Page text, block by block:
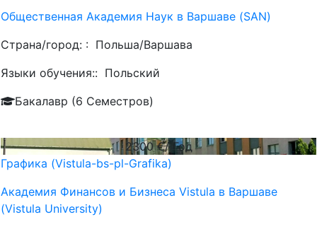
Общественная Академия Наук в Варшаве (SAN)
Страна/город: : Польша/Варшава
Языки обучения:: Польский
Бакалавр (6 Семестров)
2300€/ Год
Графика (Vistula-bs-pl-Grafika)
Академия Финансов и Бизнеса Vistula в Варшаве
(Vistula University)